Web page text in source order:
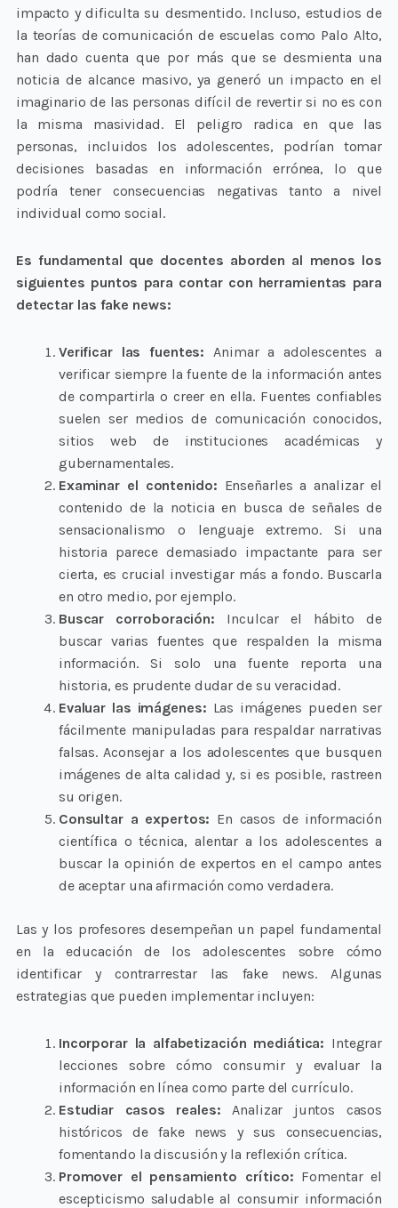
impacto y dificulta su desmentido. Incluso, estudios de
la teorías de comunicación de escuelas como Palo Alto,
han dado cuenta que por más que se desmienta una
noticia de alcance masivo, ya generó un impacto en el
imaginario de las personas difícil de revertir si no es con
la misma masividad. El peligro radica en que las
personas, incluidos los adolescentes, podrían tomar
decisiones basadas en información errónea, lo que
podría tener consecuencias negativas tanto a nivel
individual como social.
Es fundamental que docentes aborden al menos los
siguientes puntos para contar con herramientas para
detectar las fake news:
Verificar las fuentes: Animar a adolescentes a
verificar siempre la fuente de la información antes
de compartirla o creer en ella. Fuentes confiables
suelen ser medios de comunicación conocidos,
sitios web de instituciones académicas y
gubernamentales.
Examinar el contenido: Enseñarles a analizar el
contenido de la noticia en busca de señales de
sensacionalismo o lenguaje extremo. Si una
historia parece demasiado impactante para ser
cierta, es crucial investigar más a fondo. Buscarla
en otro medio, por ejemplo.
Buscar corroboración: Inculcar el hábito de
buscar varias fuentes que respalden la misma
información. Si solo una fuente reporta una
historia, es prudente dudar de su veracidad.
Evaluar las imágenes: Las imágenes pueden ser
fácilmente manipuladas para respaldar narrativas
falsas. Aconsejar a los adolescentes que busquen
imágenes de alta calidad y, si es posible, rastreen
su origen.
Consultar a expertos: En casos de información
científica o técnica, alentar a los adolescentes a
buscar la opinión de expertos en el campo antes
de aceptar una afirmación como verdadera.
Las y los profesores desempeñan un papel fundamental
en la educación de los adolescentes sobre cómo
identificar y contrarrestar las fake news. Algunas
estrategias que pueden implementar incluyen:
Incorporar la alfabetización mediática: Integrar
lecciones sobre cómo consumir y evaluar la
información en línea como parte del currículo.
Estudiar casos reales: Analizar juntos casos
históricos de fake news y sus consecuencias,
fomentando la discusión y la reflexión crítica.
Promover el pensamiento crítico: Fomentar el
escepticismo saludable al consumir información